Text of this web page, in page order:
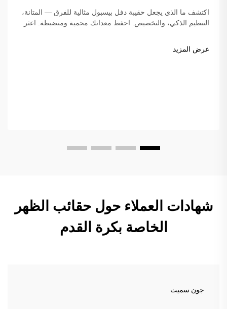
اكتشف ما الذي يجعل حقيبة دفل بيسبول مثالية للفرق — المتانة،
التنظيم الذكي، والتخصيص. احفظ معداتك محمية ومنضبطة. اعثر
عرض المزيد
شهادات العملاء حول حقائب الظهر
الخاصة بكرة القدم
جون سميث